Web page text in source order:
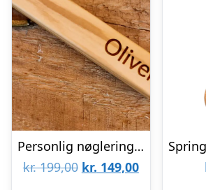
Personlig nøglering i træ med valgfri tekst Oliven
kr.199,00 Den
kr. 149,00Den